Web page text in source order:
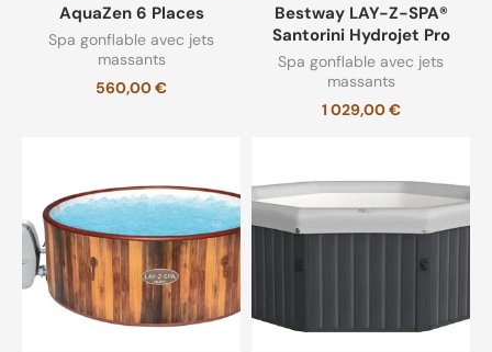
Non classé
Spa gonflable 6 places
Spa gonflable pas cher (12)
Spa Gonflable pour hiver
Spa gonflable silencieux
AquaZen 6 Places
Spa gonflable avec jets
massants
560,00€
Bestway LAY-Z-SPA®
Santorini Hydrojet Pro
Spa gonflable avec jets
massants
1 029,00€